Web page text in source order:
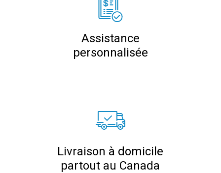
Assistance
personnalisée
Livraison à domicile
partout au Canada